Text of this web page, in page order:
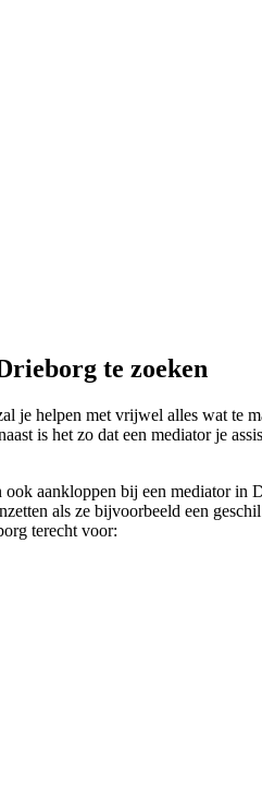
te zoeken
je helpen met vrijwel alles wat te
is het zo dat een mediator je
aankloppen bij een mediator in
als ze bijvoorbeeld een
terecht voor: